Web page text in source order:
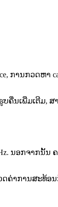
ການກວດຫາ
ບຄື່ນເພີ່ມເຕີມ, ສ
ນອກຈາກນັ້ນ
ຄ່າການສະທ້ອ